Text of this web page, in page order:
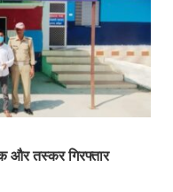
तस्कर गिरफ्तार